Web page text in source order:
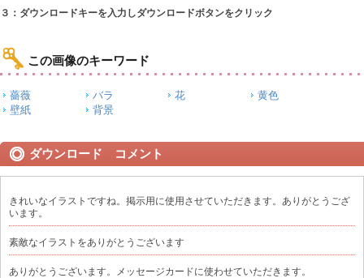
３：ダウンロードキーを入力しダウンロードボタンをクリック
この画像のキーワード
薔薇 バラ 花
黄色
壁紙
背景
ダウンロード コメント
きれいなイラストですね。掲示用に使用させていただきます。ありがとうござ
います。
素敵なイラストをありがとうございます
ありがとうございます。メッセージカードに使わせていただきます。